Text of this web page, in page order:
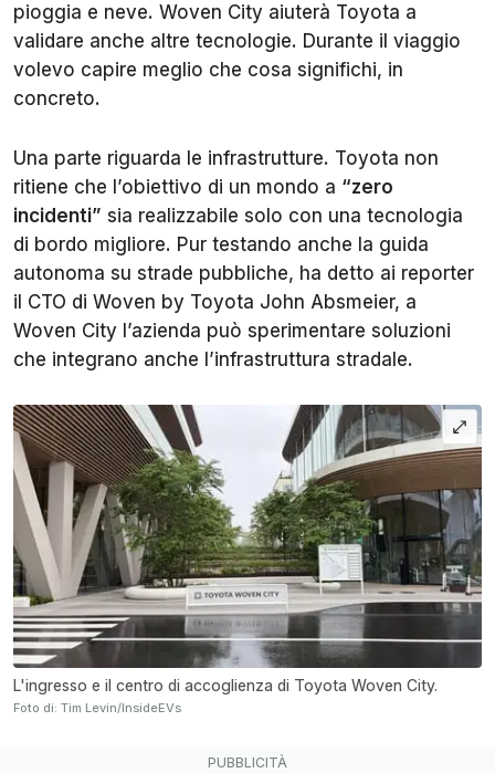
pioggia e neve. Woven City aiuterà Toyota a
validare anche altre tecnologie. Durante il viaggio
volevo capire meglio che cosa significhi, in
concreto.
Una parte riguarda le infrastrutture. Toyota non
ritiene che l’obiettivo di un mondo a “zero
incidenti” sia realizzabile solo con una tecnologia
di bordo migliore. Pur testando anche la guida
autonoma su strade pubbliche, ha detto ai reporter
il CTO di Woven by Toyota John Absmeier, a
Woven City l’azienda può sperimentare soluzioni
che integrano anche l’infrastruttura stradale.
L'ingresso e il centro di accoglienza di Toyota Woven City.
Foto di: Tim Levin/InsideEVs